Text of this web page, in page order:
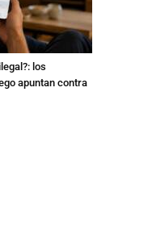
los
apuntan contra